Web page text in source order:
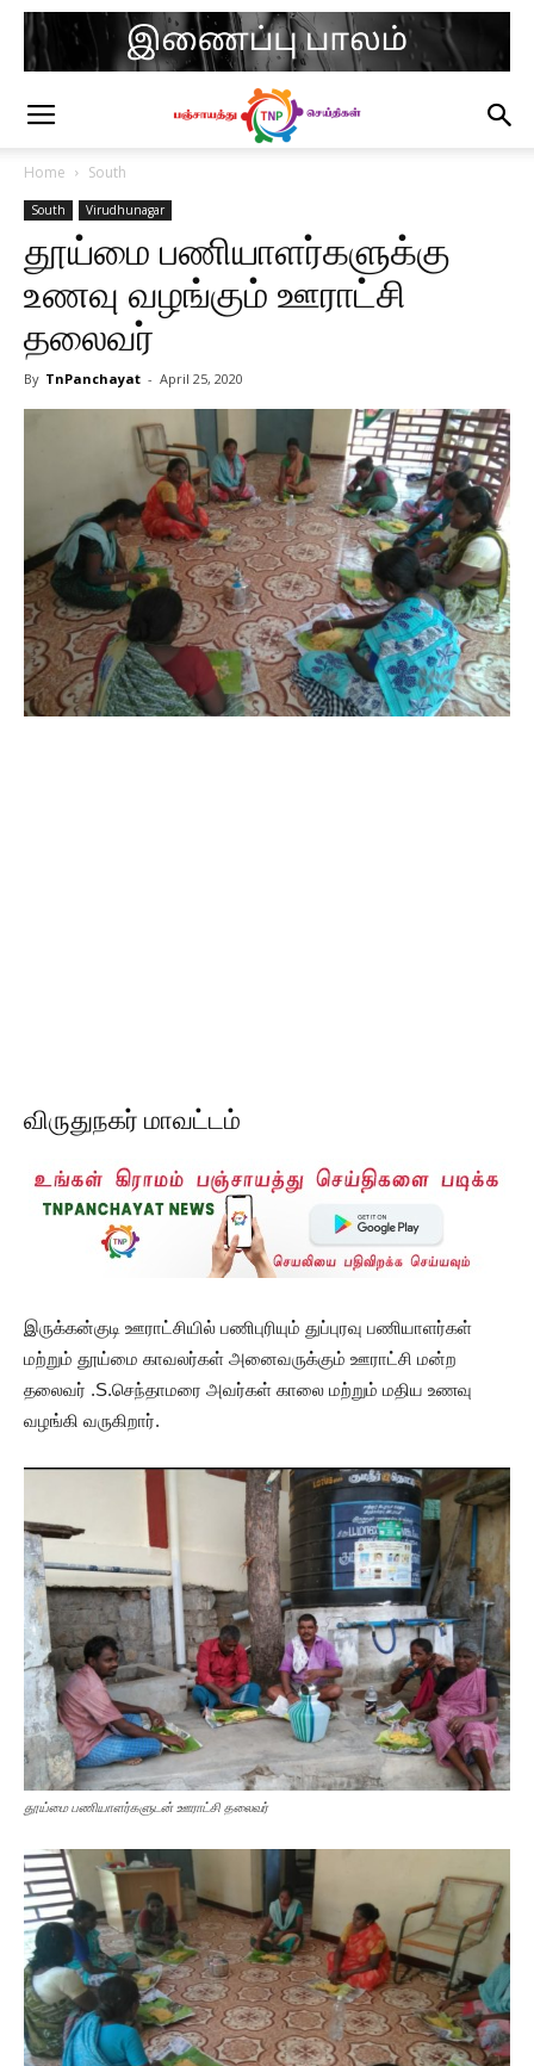
Home South
South Virudhunagar
தூய்மை பணியாளர்களுக்கு
உணவு வழங்கும் ஊராட்சி
தலைவர்
By TnPanchayat - April 25, 2020
விருதுநகர் மாவட்டம்
இருக்கன்குடி ஊராட்சியில் பணிபுரியும் துப்புரவு பணியாளர்கள்
மற்றும் தூய்மை காவலர்கள் அனைவருக்கும் ஊராட்சி மன்ற
தலைவர் .S.செந்தாமரை அவர்கள் காலை மற்றும் மதிய உணவு
வழங்கி வருகிறார்.
தூய்மை பணியாளர்களுடன் ஊராட்சி தலைவர்